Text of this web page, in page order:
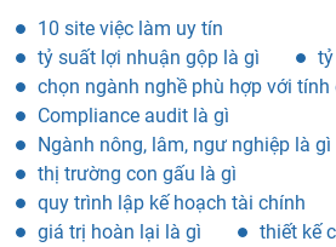
10 site việc làm uy tín
tỷ suất lợi nhuận gộp là gì
chọn ngành nghề phù hợp với tính
Compliance audit là gì
Ngành nông, lâm, ngư nghiệp là gì
thị trường con gấu là gì
quy trình lập kế hoạch tài chính
giá trị hoàn lại là gì
thiết kế